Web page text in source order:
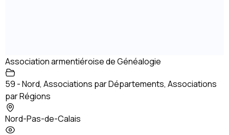
Association armentiéroise de Généalogie
59 - Nord, Associations par Départements, Associations
par Régions
Nord-Pas-de-Calais